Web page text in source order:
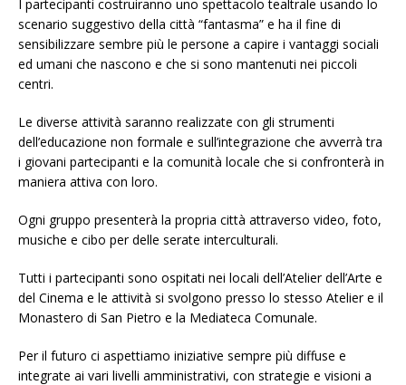
I partecipanti costruiranno uno spettacolo tealtrale usando lo
scenario suggestivo della città “fantasma” e ha il fine di
sensibilizzare sembre più le persone a capire i vantaggi sociali
ed umani che nascono e che si sono mantenuti nei piccoli
centri.
Le diverse attività saranno realizzate con gli strumenti
dell’educazione non formale e sull’integrazione che avverrà tra
i giovani partecipanti e la comunità locale che si confronterà in
maniera attiva con loro.
Ogni gruppo presenterà la propria città attraverso video, foto,
musiche e cibo per delle serate interculturali.
Tutti i partecipanti sono ospitati nei locali dell’Atelier dell’Arte e
del Cinema e le attività si svolgono presso lo stesso Atelier e il
Monastero di San Pietro e la Mediateca Comunale.
Per il futuro ci aspettiamo iniziative sempre più diffuse e
integrate ai vari livelli amministrativi, con strategie e visioni a